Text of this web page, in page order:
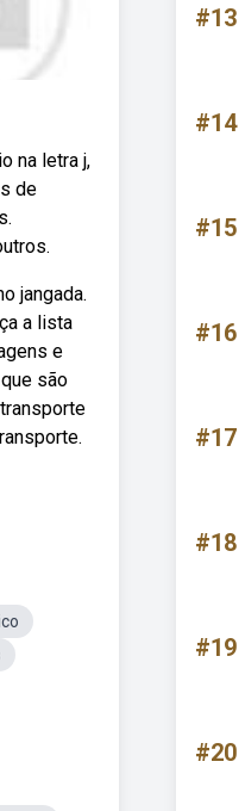
na letra j,
de
jangada.
a lista
e
são
#13
#14
#15
#16
#17
#18
#19
#20